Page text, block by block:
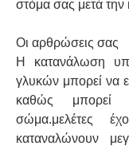
στόμα σας μετά
Οι αρθρώσεις σας
Η κατανάλωση
γλυκών μπορεί να
καθώς μπορεί
σώμα.μελέτες
καταναλώνουν